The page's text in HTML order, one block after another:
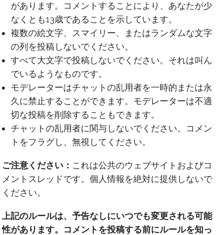
があります。コメントすることにより、あなたが少
なくとも13歳であることを示しています。
複数の絵文字、スマイリー、またはランダムな文字
の列を投稿しないでください。
すべて大文字で投稿しないでください。それは叫ん
でいるようなものです。
モデレーターはチャットの乱用者を一時的または永
久に禁止することができます。モデレーターは不適
切な投稿を削除することもできます。
チャットの乱用者に関与しないでください。コメン
トをフラグし、無視してください。
ご注意ください： これは公共のウェブサイトおよびコ
メントスレッドです。個人情報を絶対に提供しないで
ください。
上記のルールは、予告なしにいつでも変更される可能
性があります。コメントを投稿する前にルールを知っ